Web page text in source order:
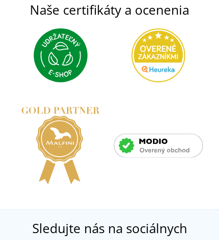
Naše certifikáty a ocenenia
Sledujte nás na sociálnych